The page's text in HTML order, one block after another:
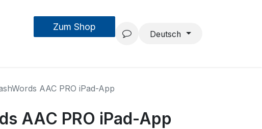
IntegraMouseAIR Forschung & Entwicklung
Zum Shop
Deutsch
AAC PRO iPad-App
AAC PRO iPad-App